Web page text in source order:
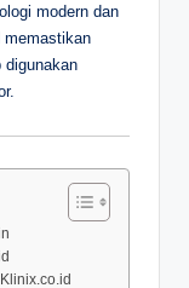
modern dan
memastikan
digunakan